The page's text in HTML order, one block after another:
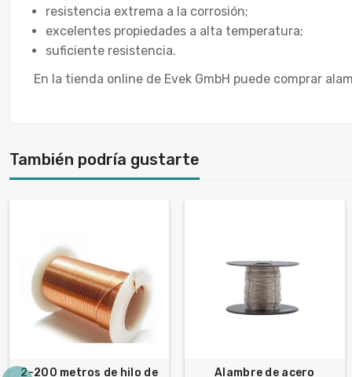
resistencia extrema a la corrosión;
excelentes propiedades a alta temperatura;
suficiente resistencia.
En la tienda online de Evek GmbH puede comprar
También podría gustarte
2-200 metros de hilo de
Alambre de acero